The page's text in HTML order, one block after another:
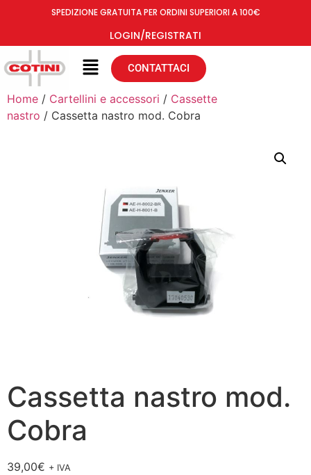
SPEDIZIONE GRATUITA PER ORDINI SUPERIORI A 100€
LOGIN/REGISTRATI
CONTATTACI
Home / Cartellini e accessori / Cassette
nastro / Cassetta nastro mod. Cobra
Cassetta nastro mod.
Cobra
39,00€ + IVA